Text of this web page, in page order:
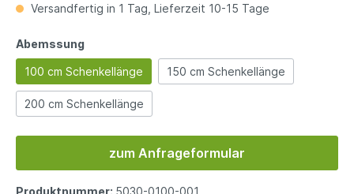
Versandfertig in 1 Tag, Lieferzeit 10-15 Tage
Abemssung
100 cm Schenkellänge 150 cm Schenkellänge
200 cm Schenkellänge
zum Anfrageformular
Produktnummer: 5030-0100-001